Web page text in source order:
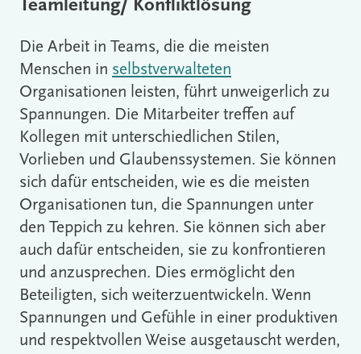
Teamleitung/ Konfliktlösung
Die Arbeit in Teams, die die meisten
Menschen in selbstverwalteten
Organisationen leisten, führt unweigerlich zu
Spannungen. Die Mitarbeiter treffen auf
Kollegen mit unterschiedlichen Stilen,
Vorlieben und Glaubenssystemen. Sie können
sich dafür entscheiden, wie es die meisten
Organisationen tun, die Spannungen unter
den Teppich zu kehren. Sie können sich aber
auch dafür entscheiden, sie zu konfrontieren
und anzusprechen. Dies ermöglicht den
Beteiligten, sich weiterzuentwickeln. Wenn
Spannungen und Gefühle in einer produktiven
und respektvollen Weise ausgetauscht werden,